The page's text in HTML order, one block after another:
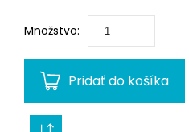
Množstvo:
Pridať do košíka